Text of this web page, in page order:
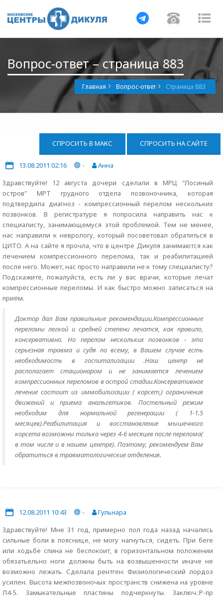
Навигация
Вопрос-ответ – страница 883
Главная Вопрос-ответ Страница 883
СПРОСИТЬ В МАКС СПРОСИТЬ НА САЙТЕ
13.08.2011 02:16 -
Анна
Здравствуйте! 12 августа дочери сделали в МРЦ "Лосиный
остров" МРТ грудного отдела позвоночника, которая
подтвердила диагноз - компрессионный перелом нескольких
позвонков. В регистратуре я попросила направить нас к
специалисту, занимающемуся этой проблемой. Тем не менее,
нас направили к неврологу, который посоветовал обратиться в
ЦИТО. А на сайте я прочла, что в центре Дикуля занимаются как
лечением компрессионного перелома, так и реабилитацией
после него. Может, нас просто направили не к тому специалисту?
Подскажите, пожалуйста, есть ли у вас врачи, которые лечат
компрессионные переломы. И как быстро можно записаться на
приём.
Доктор дал Вам правильные рекомендации.Компрессионные
переломы легкой и средней степени лечатся, как правило,
консервативно. Но перелом нескольких позвонков - это
серьезная травма и судя по всему, в Вашем случае есть
необходимость в госпитализации .Наш центр не
располагает стационаром и не занимается лечением
компрессионных переломов в острой стадии.Консервативное
лечение состоит из иммобилизации ( корсет,) ограничения
движений и приема анальгетиков. Постельный режим
необходим для нормальной регенерации ( 1-1.5
месяцев).Реабилитация и восстановление мышечного
корсета возможны только через 4-6 месяцев после перелома(
в том числе и в нашем центре). Поэтому, рекомендуем Вам
обратиться в травматологические отделения.
12.08.2011 10:43 -
Гульнара
Здравствуйте! Мне 31 год, примерно пол года назад начались
сильные боли в пояснице, не могу нагнуться, сидеть. При беге
или ходьбе спина не беспокоит, в горизонтальном положении
обязатьельно ноги должны быть на возвышенности иначе не
возможно лежать. Сделала рентген: Физиологический лордоз
усилен. Высота межпозвоночых пространств снижена на уровне
Л4-5. Замыкательные пластины подчеркнуты. Заключ.:Р-пр